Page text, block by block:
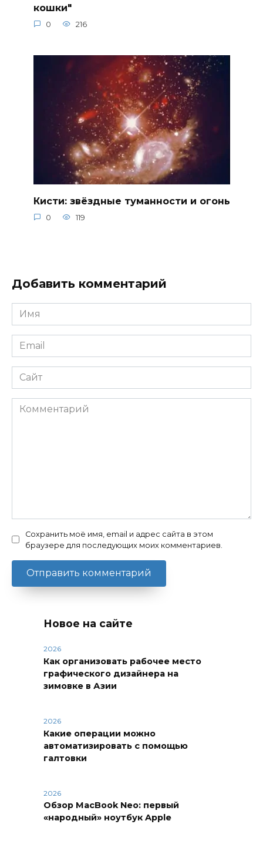
кошки"
0 216
Кисти: звёздные туманности и огонь
0 119
Добавить комментарий
Имя
*
Email
*
Сайт
Комментарий
Сохранить моё имя, email и адрес сайта в этом
браузере для последующих моих комментариев.
Новое на сайте
2026
Как организовать рабочее место
графического дизайнера на
зимовке в Азии
2026
Какие операции можно
автоматизировать с помощью
галтовки
2026
Обзор MacBook Neo: первый
«народный» ноутбук Apple